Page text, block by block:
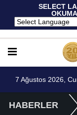
SELECT
7 Ağustos 2026,
HABERLER